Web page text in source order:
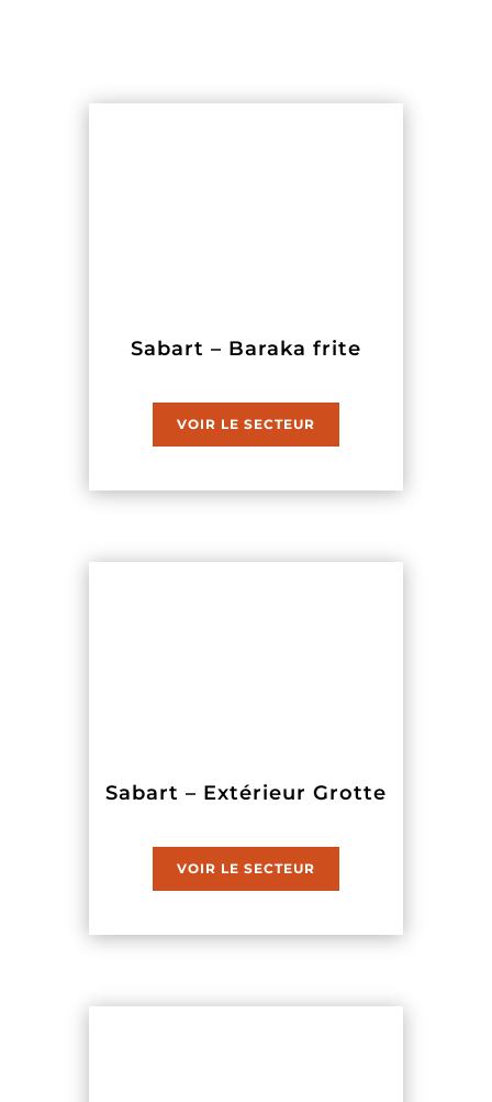
Sabart – Baraka frite
VOIR LE SECTEUR
Sabart – Extérieur Grotte
VOIR LE SECTEUR